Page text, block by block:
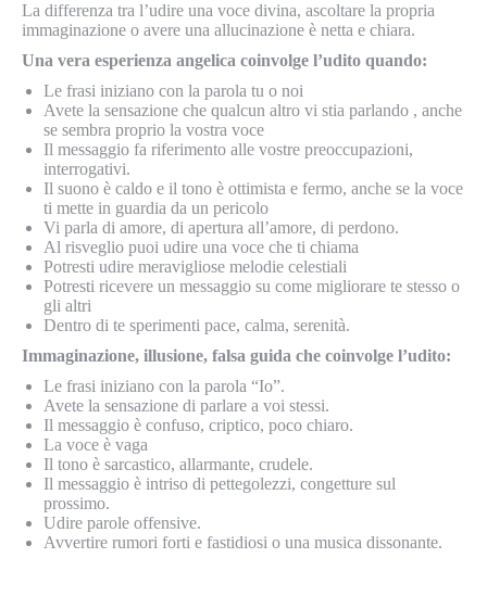
La differenza tra l’udire una voce divina, ascoltare la propria
immaginazione o avere una allucinazione è netta e chiara.
Una vera esperienza angelica coinvolge l’udito quando:
Le frasi iniziano con la parola tu o noi
Avete la sensazione che qualcun altro vi stia parlando , anche
se sembra proprio la vostra voce
Il messaggio fa riferimento alle vostre preoccupazioni,
interrogativi.
Il suono è caldo e il tono è ottimista e fermo, anche se la voce
ti mette in guardia da un pericolo
Vi parla di amore, di apertura all’amore, di perdono.
Al risveglio puoi udire una voce che ti chiama
Potresti udire meravigliose melodie celestiali
Potresti ricevere un messaggio su come migliorare te stesso o
gli altri
Dentro di te sperimenti pace, calma, serenità.
Immaginazione, illusione, falsa guida che coinvolge l’udito:
Le frasi iniziano con la parola “Io”.
Avete la sensazione di parlare a voi stessi.
Il messaggio è confuso, criptico, poco chiaro.
La voce è vaga
Il tono è sarcastico, allarmante, crudele.
Il messaggio è intriso di pettegolezzi, congetture sul
prossimo.
Udire parole offensive.
Avvertire rumori forti e fastidiosi o una musica dissonante.